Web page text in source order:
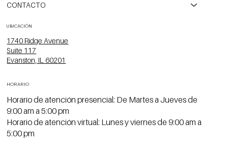
CONTACTO
UBICACIÓN
1740 Ridge Avenue
Suite 117
Evanston, IL 60201
Horario de atención presencial: De Martes a Jueves de
9:00 am a 5:00 pm
Horario de atención virtual: Lunes y viernes de 9:00 am a
5:00 pm
HORARIO